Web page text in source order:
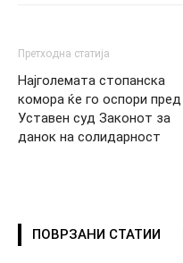
Претходна статија
Најголемата стопанска
комора ќе го оспори пред
Уставен суд Законот за
данок на солидарност
ПОВРЗАНИ СТАТИИ